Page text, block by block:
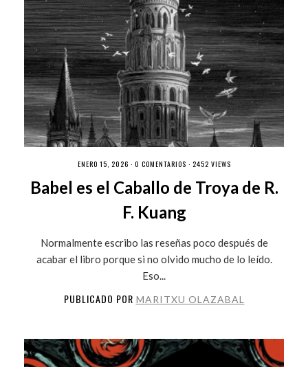
ENERO 15, 2026 · 0 COMENTARIOS · 2452 VIEWS
Babel es el Caballo de Troya de R.
F. Kuang
Normalmente escribo las reseñas poco después de
acabar el libro porque si no olvido mucho de lo leído.
Eso...
PUBLICADO POR MARITXU OLAZABAL